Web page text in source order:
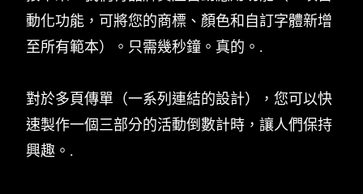
動化功能，可將您的商標、顏色和自訂字體新增
至所有範本）。只需幾秒鐘。真的。.
對於多頁傳單（一系列連結的設計），您可以快
速製作一個三部分的活動倒數計時，讓人們保持
興趣。.